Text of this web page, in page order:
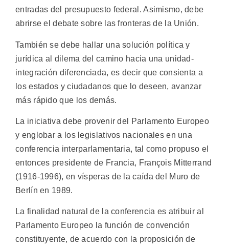
entradas del presupuesto federal. Asimismo, debe
abrirse el debate sobre las fronteras de la Unión.
También se debe hallar una solución política y
jurídica al dilema del camino hacia una unidad-
integración diferenciada, es decir que consienta a
los estados y ciudadanos que lo deseen, avanzar
más rápido que los demás.
La iniciativa debe provenir del Parlamento Europeo
y englobar a los legislativos nacionales en una
conferencia interparlamentaria, tal como propuso el
entonces presidente de Francia, François Mitterrand
(1916-1996), en vísperas de la caída del Muro de
Berlín en 1989.
La finalidad natural de la conferencia es atribuir al
Parlamento Europeo la función de convención
constituyente, de acuerdo con la proposición de